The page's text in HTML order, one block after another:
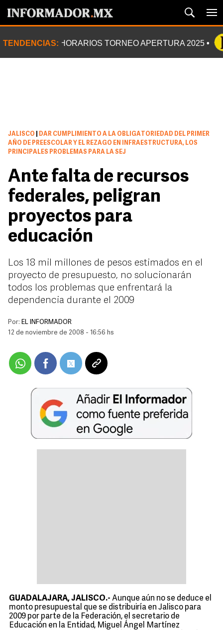
TENDENCIAS: HORARIOS TORNEO APERTURA 2025
JALISCO
DAR CUMPLIMIENTO A LA OBLIGATORIEDAD DEL PRIMER
AÑO DE PREESCOLAR Y EL REZAGO EN INFRAESTRUCTURA, LOS
PRINCIPALES PROBLEMAS PARA LA SEJ
Ante falta de recursos
federales, peligran
proyectos para
educación
Los 18 mil millones de pesos estimados en el
proyecto de presupuesto, no solucionarán
todos los problemas que enfrentará la
dependencia durante el 2009
Por: EL INFORMADOR
12 de noviembre de 2008 - 16:56 hs
GUADALAJARA, JALISCO.- Aunque aún no se deduce el
monto presupuestal que se distribuiría en Jalisco para
2009 por parte de la Federación, el secretario de
Educación en la Entidad, Miguel Ángel Martínez